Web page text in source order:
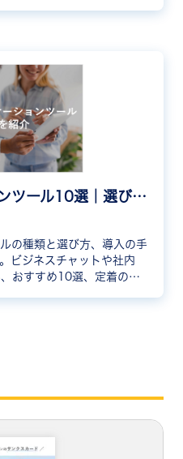
社内コミュニケーションツール10選｜選び方と種類を解説
の種類と選び方、導入の手
ビジネスチャットや社内
おすすめ10選、定着のコ